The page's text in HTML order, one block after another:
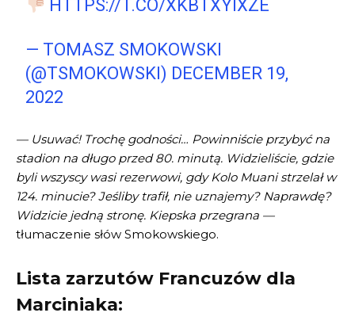
HTTPS://T.CO/XKBTXYIXZE
— TOMASZ SMOKOWSKI
(@TSMOKOWSKI) DECEMBER 19,
2022
— Usuwać! Trochę godności… Powinniście przybyć na
stadion na długo przed 80. minutą. Widzieliście, gdzie
byli wszyscy wasi rezerwowi, gdy Kolo Muani strzelał w
124. minucie? Jeśliby trafił, nie uznajemy? Naprawdę?
Widzicie jedną stronę. Kiepska przegrana —
tłumaczenie słów Smokowskiego.
Lista zarzutów Francuzów dla
Marciniaka: